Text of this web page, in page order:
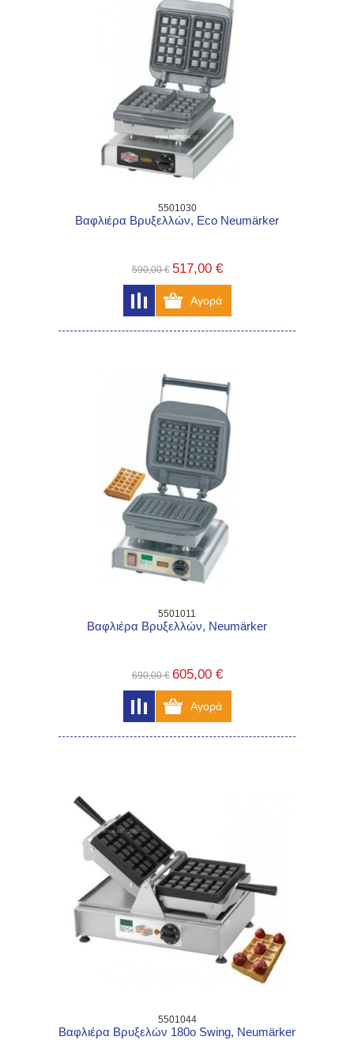
5501030
Βαφλιέρα Βρυξελλών, Eco Neumärker
590,00 € 517,00 €
5501011
Βαφλιέρα Βρυξελλών, Neumärker
690,00 € 605,00 €
5501044
Βαφλιέρα Βρυξελών 180ο Swing, Neumärker